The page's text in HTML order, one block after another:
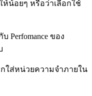
ห้น้อยๆ หรือว่าเลือกใช้
Perfomance ของ
กใส่หน่วยความจำภายใน